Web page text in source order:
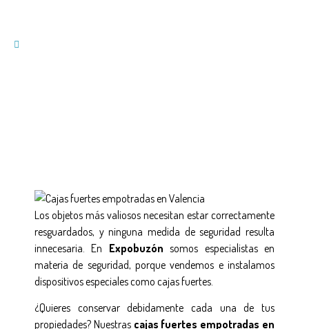
Los objetos más valiosos necesitan estar correctamente
resguardados, y ninguna medida de seguridad resulta
innecesaria. En Expobuzón somos especialistas en
materia de seguridad, porque vendemos e instalamos
dispositivos especiales como cajas fuertes.
¿Quieres conservar debidamente cada una de tus
propiedades? Nuestras cajas fuertes empotradas en